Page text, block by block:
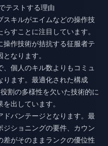
テストする理由
スキルがエイムなどの操作技
すことに注目しています。
作技術が拮抗する征服者テ
なります。
個人のキル数よりもコミュ
ります。最適化された構成
割の多様性を欠いた技術的に
出しています。
バンテージとなります。最
ショニングの要件、カウン
差がそのままランクの優位性